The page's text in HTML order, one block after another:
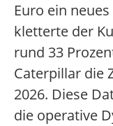
Euro ein
kletterte der
rund 33
Caterpillar die
2026. Diese
die operative